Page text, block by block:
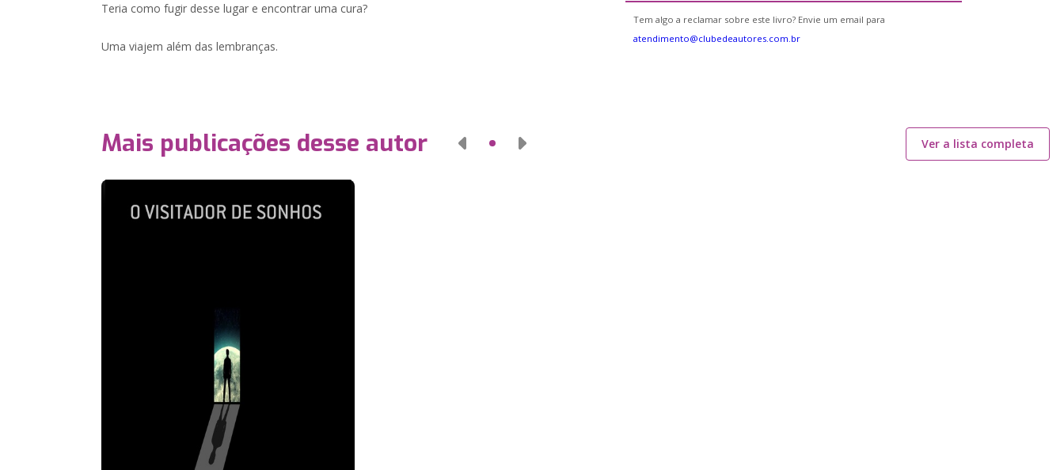
Teria como fugir desse lugar e encontrar uma cura?
Uma viajem além das lembranças.
Tem algo a reclamar sobre este livro? Envie um email para
atendimento@clubedeautores.com.br
Mais publicações desse autor Ver a lista completa